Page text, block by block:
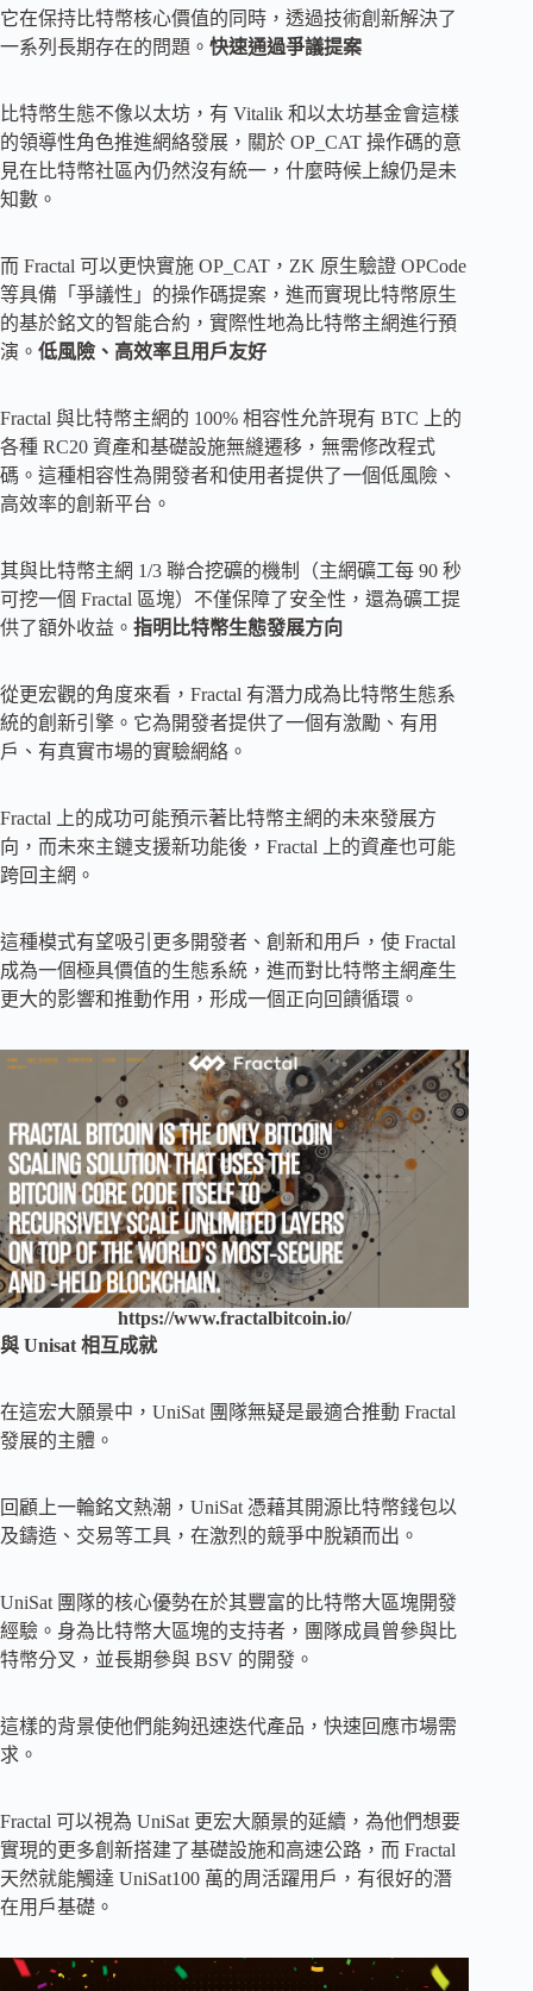
它在保持比特幣核心價值的同時，透過技術創新解決了
一系列長期存在的問題。 快速通過爭議提案
比特幣生態不像以太坊，有 Vitalik 和以太坊基金會這樣
的領導性角色推進網絡發展，關於 OP_CAT 操作碼的意
見在比特幣社區內仍然沒有統一，什麼時候上線仍是未
知數。
而 Fractal 可以更快實施 OP_CAT，ZK 原生驗證 OPCode
等具備「爭議性」的操作碼提案，進而實現比特幣原生
的基於銘文的智能合約，實際性地為比特幣主網進行預
演。 低風險、高效率且用戶友好
Fractal 與比特幣主網的 100% 相容性允許現有 BTC 上的
各種 RC20 資產和基礎設施無縫遷移，無需修改程式
碼。這種相容性為開發者和使用者提供了一個低風險、
高效率的創新平台。
其與比特幣主網 1/3 聯合挖礦的機制（主網礦工每 90 秒
可挖一個 Fractal 區塊）不僅保障了安全性，還為礦工提
供了額外收益。 指明比特幣生態發展方向
從更宏觀的角度來看，Fractal 有潛力成為比特幣生態系
統的創新引擎。它為開發者提供了一個有激勵、有用
戶、有真實市場的實驗網絡。
Fractal 上的成功可能預示著比特幣主網的未來發展方
向，而未來主鏈支援新功能後，Fractal 上的資產也可能
跨回主網。
這種模式有望吸引更多開發者、創新和用戶，使 Fractal
成為一個極具價值的生態系統，進而對比特幣主網產生
更大的影響和推動作用，形成一個正向回饋循環。
https://www.fractalbitcoin.io/
與 Unisat 相互成就
在這宏大願景中，UniSat 團隊無疑是最適合推動 Fractal
發展的主體。
回顧上一輪銘文熱潮，UniSat 憑藉其開源比特幣錢包以
及鑄造、交易等工具，在激烈的競爭中脫穎而出。
UniSat 團隊的核心優勢在於其豐富的比特幣大區塊開發
經驗。身為比特幣大區塊的支持者，團隊成員曾參與比
特幣分叉，並長期參與 BSV 的開發。
這樣的背景使他們能夠迅速迭代產品，快速回應市場需
求。
Fractal 可以視為 UniSat 更宏大願景的延續，為他們想要
實現的更多創新搭建了基礎設施和高速公路，而 Fractal
天然就能觸達 UniSat100 萬的周活躍用戶，有很好的潛
在用戶基礎。